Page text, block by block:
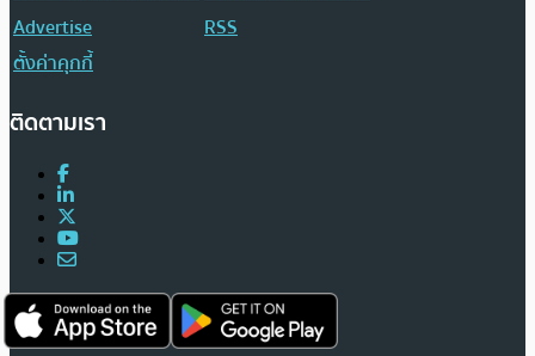
Advertise
RSS
ตั้งค่าคุกกี้
ติดตามเรา